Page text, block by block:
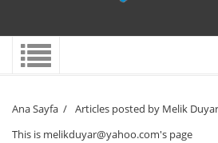
Ana Sayfa / Articles posted by Melik Duyar
This is melikduyar@yahoo.com's page